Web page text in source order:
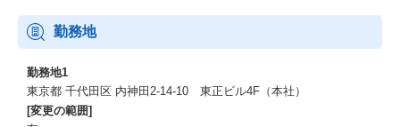
勤務地
勤務地1
東京都 千代田区 内神田2-14-10 東正ビル4F（本社）
[変更の範囲]